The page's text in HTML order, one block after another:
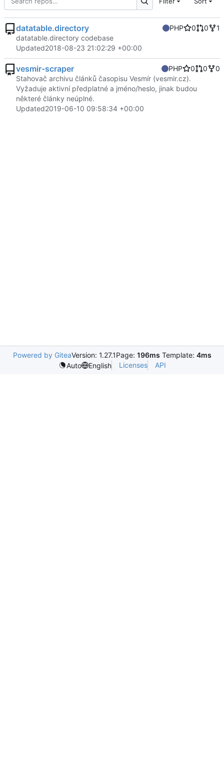
datatable.directory PHP 0 0
1
datatable.directory codebase
Updated2018-08-23 21:02:29 +00:00
vesmir-scraper PHP 0 0
0
Stahovač archivu článků časopisu Vesmír (vesmir.cz).
Vyžaduje aktivní předplatné a jméno/heslo, jinak budou
některé články neúplné.
Updated2019-06-10 09:58:34 +00:00
Powered by GiteaVersion: 1.27.1Page: 196ms Template: 4ms
Auto
English Licenses API